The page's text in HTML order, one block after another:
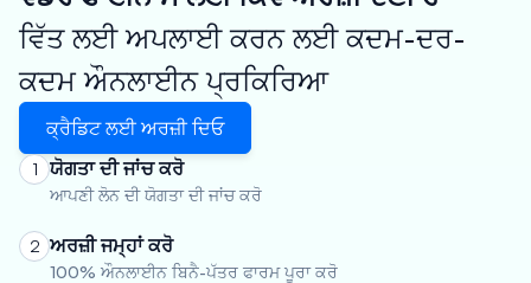
ਵਿੱਤ ਲਈ ਅਪਲਾਈ ਕਰਨ ਲਈ ਕਦਮ-ਦਰ-
ਕਦਮ ਔਨਲਾਈਨ ਪ੍ਰਕਿਰਿਆ
ਕ੍ਰੈਡਿਟ ਲਈ ਅਰਜ਼ੀ ਦਿਓ
1 ਯੋਗਤਾ ਦੀ ਜਾਂਚ ਕਰੋ
ਆਪਣੀ ਲੋਨ ਦੀ ਯੋਗਤਾ ਦੀ ਜਾਂਚ ਕਰੋ
2 ਅਰਜ਼ੀ ਜਮ੍ਹਾਂ ਕਰੋ
100% ਔਨਲਾਈਨ ਬਿਨੈ-ਪੱਤਰ ਫਾਰਮ ਪੂਰਾ ਕਰੋ